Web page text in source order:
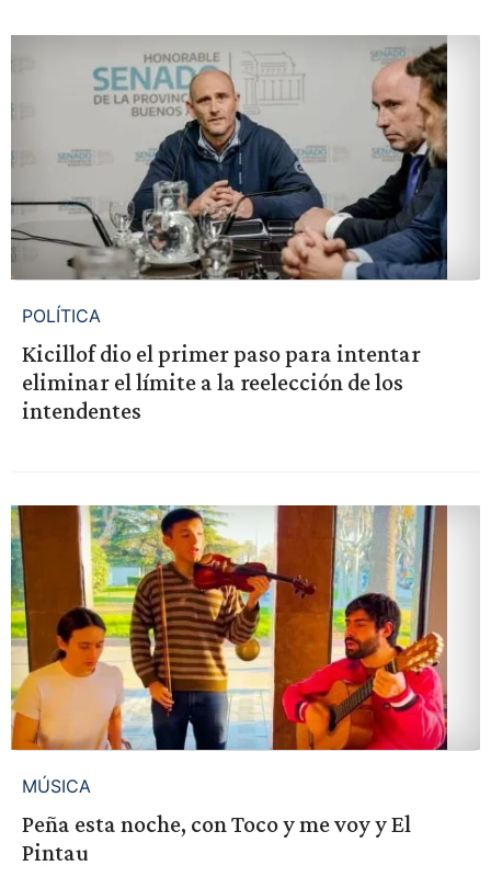
POLÍTICA
Kicillof dio el primer paso para intentar
eliminar el límite a la reelección de los
intendentes
MÚSICA
Peña esta noche, con Toco y me voy y El
Pintau